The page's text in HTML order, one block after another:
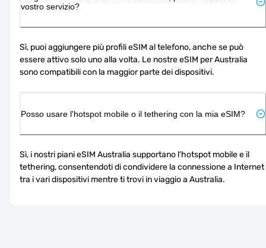
vostro servizio?
Sì, puoi aggiungere più profili eSIM al telefono, anche se può
essere attivo solo uno alla volta. Le nostre eSIM per Australia
sono compatibili con la maggior parte dei dispositivi.
Posso usare l'hotspot mobile o il tethering con la mia eSIM?
Sì, i nostri piani eSIM Australia supportano l'hotspot mobile e il
tethering, consentendoti di condividere la connessione a Internet
tra i vari dispositivi mentre ti trovi in viaggio a Australia.